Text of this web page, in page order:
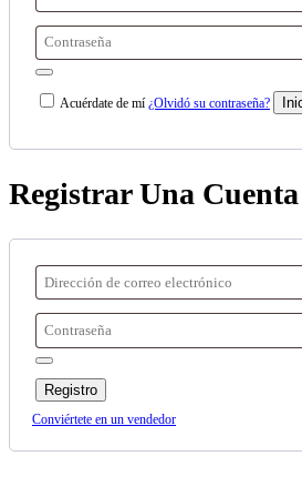
Acuérdate de mí ¿Olvidó su contraseña?
Registrar Una Cuenta
Registro
Conviértete en un vendedor